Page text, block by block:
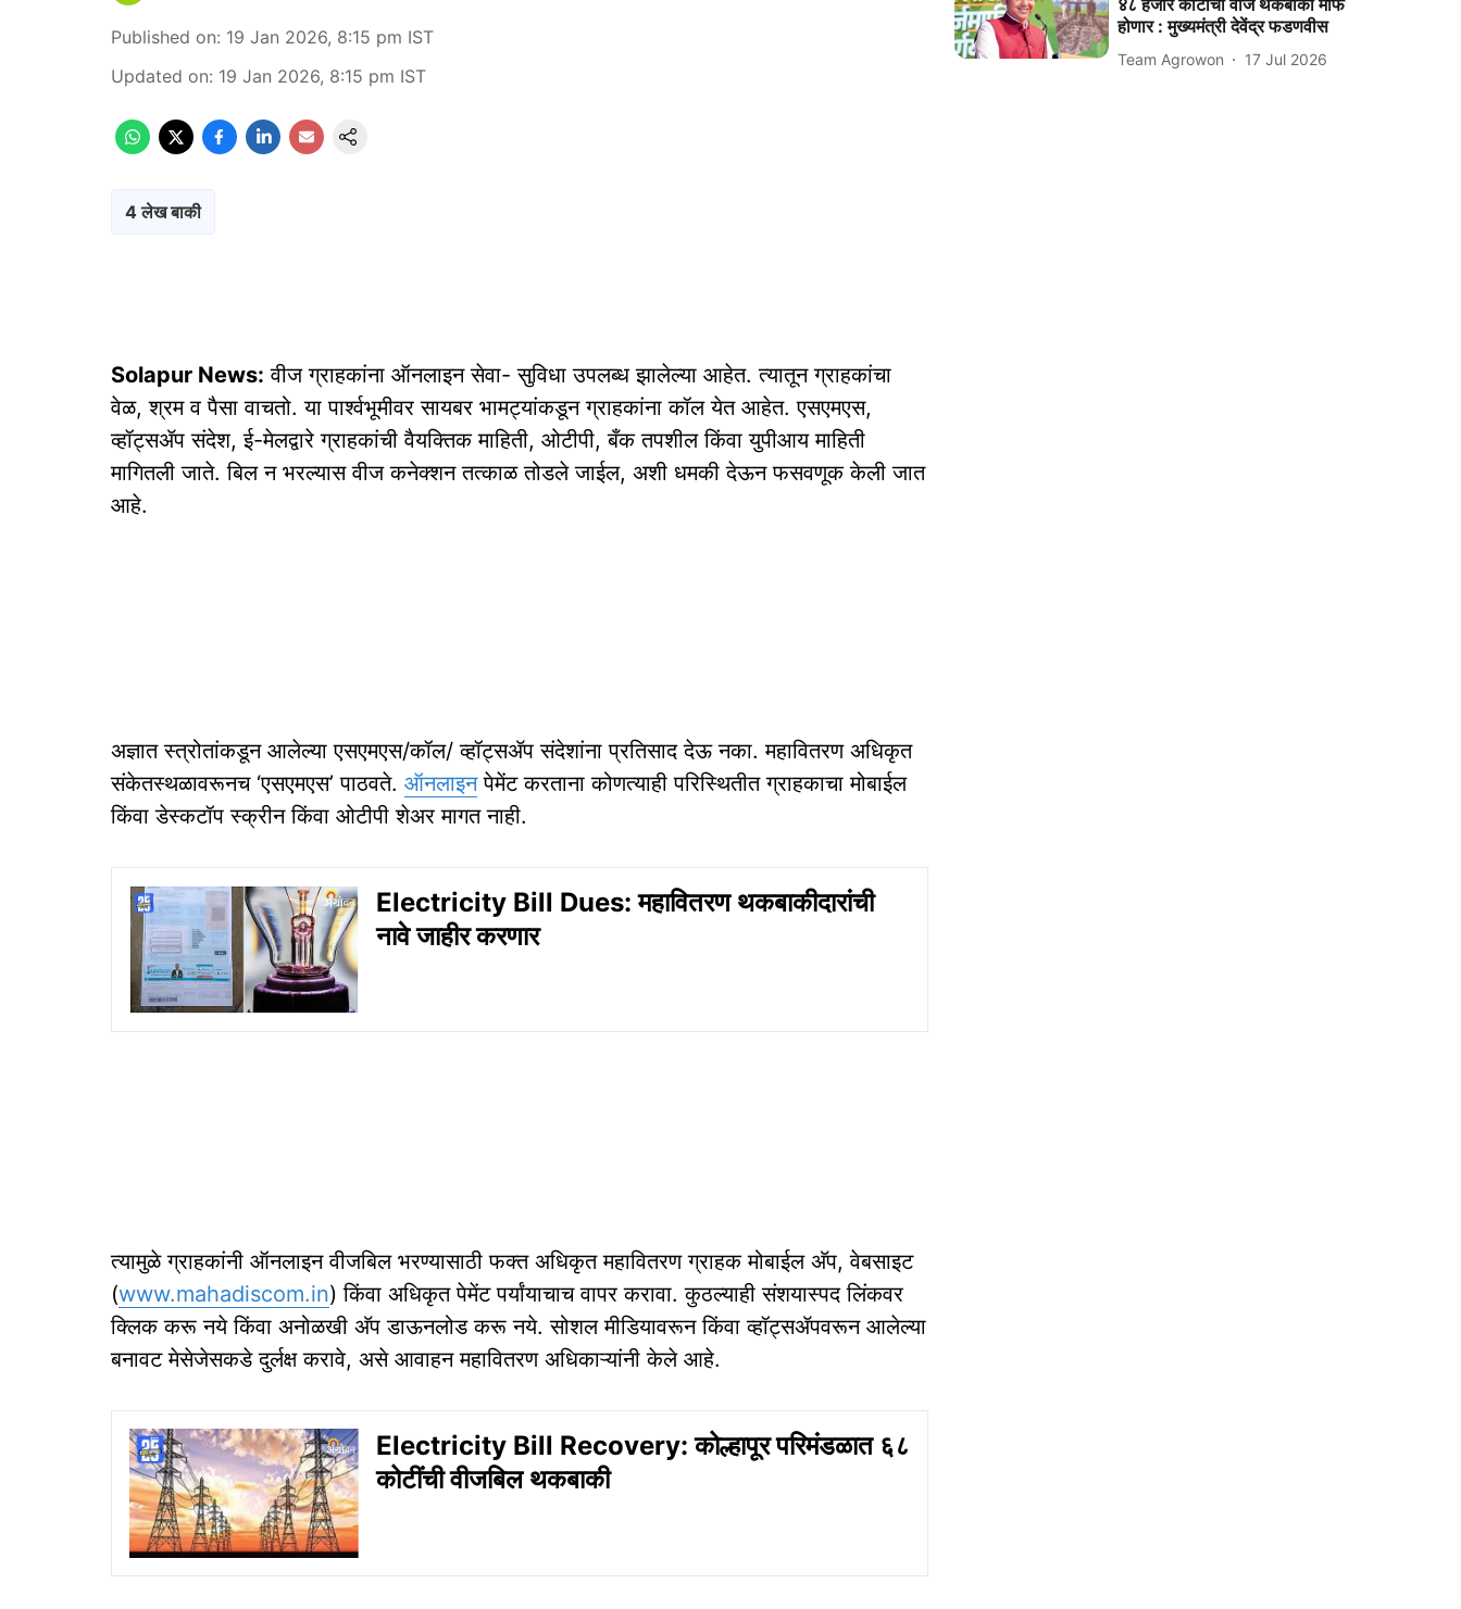
Published on: 19 Jan 2026, 8:15 pm IST
Updated on: 19 Jan 2026, 8:15 pm IST
4 लेख बाकी
Solapur News: वीज ग्राहकांना ऑनलाइन सेवा- सुविधा उपलब्ध झालेल्या आहेत. त्यातून ग्राहकांचा
वेळ, श्रम व पैसा वाचतो. या पार्श्वभूमीवर सायबर भामट्यांकडून ग्राहकांना कॉल येत आहेत. एसएमएस,
व्हॉट्सॲप संदेश, ई-मेलद्वारे ग्राहकांची वैयक्तिक माहिती, ओटीपी, बँक तपशील किंवा युपीआय माहिती
मागितली जाते. बिल न भरल्यास वीज कनेक्शन तत्काळ तोडले जाईल, अशी धमकी देऊन फसवणूक केली जात
आहे.
अज्ञात स्त्रोतांकडून आलेल्या एसएमएस/कॉल/ व्हॉट्सॲप संदेशांना प्रतिसाद देऊ नका. महावितरण अधिकृत
संकेतस्थळावरूनच ‘एसएमएस’ पाठवते. ऑनलाइनपेमेंट करताना कोणत्याही परिस्थितीत ग्राहकाचा मोबाईल
किंवा डेस्कटॉप स्क्रीन किंवा ओटीपी शेअर मागत नाही.
Electricity Bill Dues: महावितरण थकबाकीदारांची
नावे जाहीर करणार
त्यामुळे ग्राहकांनी ऑनलाइन वीजबिल भरण्यासाठी फक्त अधिकृत महावितरण ग्राहक मोबाईल अ‍ॅप, वेबसाइट
(www.mahadiscom.in) किंवा अधिकृत पेमेंट पर्यांयाचाच वापर करावा. कुठल्याही संशयास्पद लिंकवर
क्लिक करू नये किंवा अनोळखी अ‍ॅप डाऊनलोड करू नये. सोशल मीडियावरून किंवा व्हॉट्सॲपवरून आलेल्या
बनावट मेसेजेसकडे दुर्लक्ष करावे, असे आवाहन महावितरण अधिकाऱ्यांनी केले आहे.
Electricity Bill Recovery: कोल्हापूर परिमंडळात ६८
कोटींची वीजबिल थकबाकी
४८ हजार कोटींची वीज थकबाकी माफ
होणार : मुख्यमंत्री देवेंद्र फडणवीस
Team Agrowon 17 Jul 2026